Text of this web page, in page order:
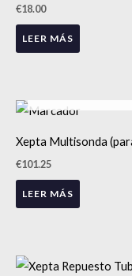
€18.00
LEER MÁS
Xepta Multisonda
€101.25
LEER MÁS